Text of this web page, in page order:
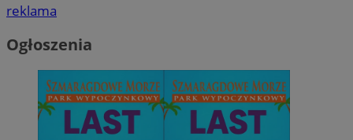
reklama
Ogłoszenia